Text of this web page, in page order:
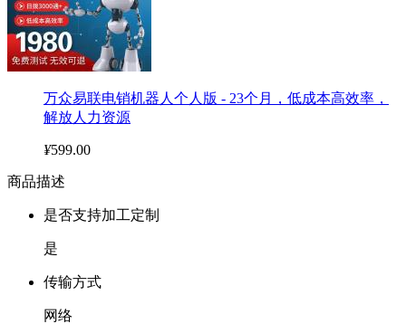
万众易联电销机器人个人版 - 23个月，低成本高效率，
解放人力资源
¥599.00
商品描述
是否支持加工定制
是
传输方式
网络